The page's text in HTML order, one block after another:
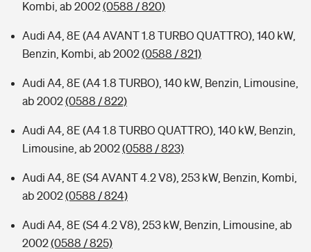
Kombi, ab 2002(0588 / 820)
Audi A4, 8E (A4 AVANT 1.8 TURBO QUATTRO), 140 kW,
Benzin, Kombi, ab 2002(0588 / 821)
Audi A4, 8E (A4 1.8 TURBO), 140 kW, Benzin, Limousine,
ab 2002(0588 / 822)
Audi A4, 8E (A4 1.8 TURBO QUATTRO), 140 kW, Benzin,
Limousine, ab 2002(0588 / 823)
Audi A4, 8E (S4 AVANT 4.2 V8), 253 kW, Benzin, Kombi,
ab 2002(0588 / 824)
Audi A4, 8E (S4 4.2 V8), 253 kW, Benzin, Limousine, ab
2002(0588 / 825)